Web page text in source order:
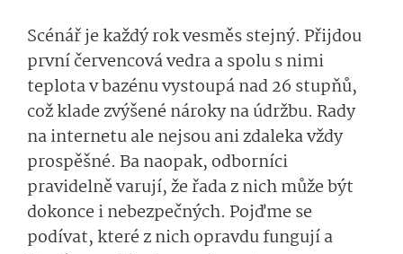
Scénář je každý rok vesměs stejný. Přijdou
první červencová vedra a spolu s nimi
teplota v bazénu vystoupá nad 26 stupňů,
což klade zvýšené nároky na údržbu. Rady
na internetu ale nejsou ani zdaleka vždy
prospěšné. Ba naopak, odborníci
pravidelně varují, že řada z nich může být
dokonce i nebezpečných. Pojďme se
podívat, které z nich opravdu fungují a